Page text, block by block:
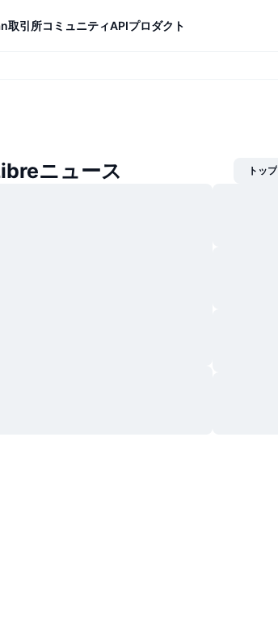
取引所コミュニティAPIプロダクト
ニュース トップ